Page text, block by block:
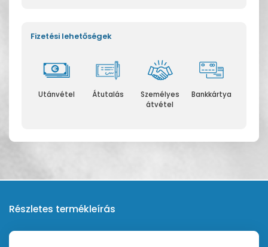
Fizetési lehetőségek
Utánvétel Átutalás
Személyes
átvétel
Bankkártya
Részletes termékleírás